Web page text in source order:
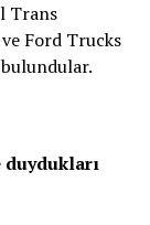
Trans
Ford Trucks
duydukları